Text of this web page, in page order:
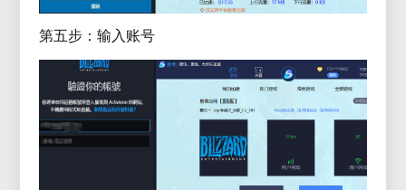
第五步：输入账号